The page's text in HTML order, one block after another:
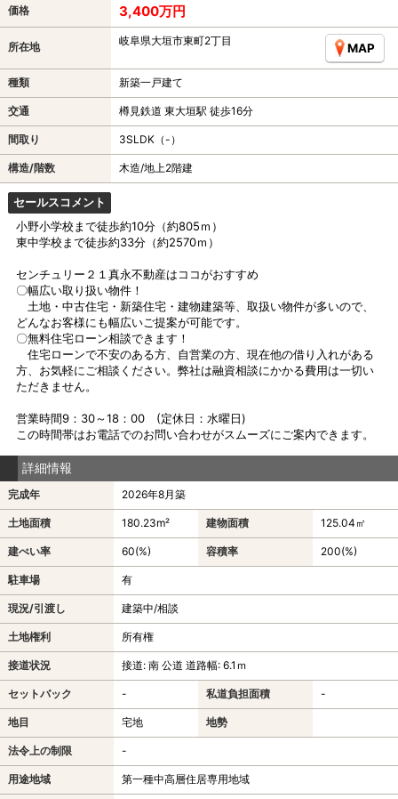
価格 3,400万円
所在地 岐阜県大垣市東町2丁目
MAP
種類 新築一戸建て
交通 樽見鉄道 東大垣駅 徒歩16分
間取り 3SLDK（-）
構造/階数 木造/地上2階建
セールスコメント
小野小学校まで徒歩約10分（約805ｍ）
東中学校まで徒歩約33分（約2570ｍ）
センチュリー２１真永不動産はココがおすすめ
〇幅広い取り扱い物件！
土地・中古住宅・新築住宅・建物建築等、取扱い物件が多いので、
どんなお客様にも幅広いご提案が可能です。
〇無料住宅ローン相談できます！
住宅ローンで不安のある方、自営業の方、現在他の借り入れがある
方、お気軽にご相談ください。弊社は融資相談にかかる費用は一切い
ただきません。
営業時間9：30～18：00 (定休日：水曜日)
この時間帯はお電話でのお問い合わせがスムーズにご案内できます。
詳細情報
完成年 2026年8月築
土地面積 180.23m² 建物面積 125.04㎡
建ぺい率 60(%) 容積率 200(%)
駐車場 有
現況/引渡し 建築中/相談
土地権利 所有権
接道状況 接道: 南 公道 道路幅: 6.1ｍ
セットバック - 私道負担面積 -
地目 宅地 地勢
法令上の制限 -
用途地域 第一種中高層住居専用地域